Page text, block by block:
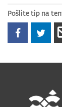
Pošlite tip na